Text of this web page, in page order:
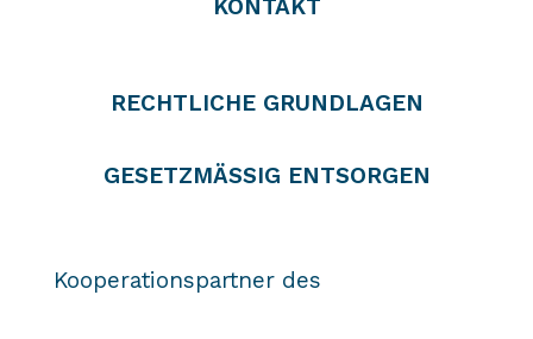
KONTAKT
RECHTLICHE GRUNDLAGEN
GESETZMÄSSIG ENTSORGEN
Kooperationspartner des